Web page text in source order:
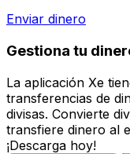
Enviar dinero
Gestiona tu
La aplicación Xe
transferencias de
divisas. Convierte
transfiere dinero al
¡Descarga hoy!